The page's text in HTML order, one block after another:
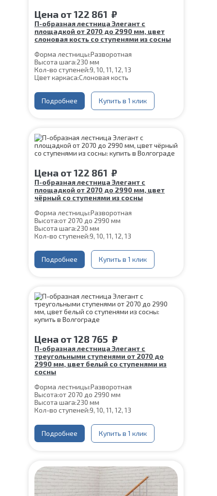
Цена от122 861 ₽
П-образная лестница Элегант с
площадкой от 2070 до 2990 мм, цвет
слоновая кость со ступенями из сосны
Форма лестницы:Разворотная
Высота шага:230 мм
Кол-во ступеней:9, 10, 11, 12, 13
Цвет каркаса:Слоновая кость
Материал каркаса:Сталь
Конструкция: На двойном косоуре
Ширина марша: 900 мм
Срок гарантии (на металлокаркас):
Высота:от 2070 до 2990 мм
Подробнее Купить в 1 клик
Цена от122 861 ₽
П-образная лестница Элегант с
площадкой от 2070 до 2990 мм, цвет
чёрный со ступенями из сосны
Форма лестницы:Разворотная
Высота:от 2070 до 2990 мм
Высота шага:230 мм
Кол-во ступеней:9, 10, 11, 12, 13
Глубина ступени:
300 мм
Материал каркаса:
Сталь
Материал ступеней:Сосна
Угол наклона:45°
Срок гарантии (на металлокаркас):25 лет
Подробнее Купить в 1 клик
Цена от128 765 ₽
П-образная лестница Элегант с
треугольными ступенями от 2070 до
2990 мм, цвет белый со ступенями из
сосны
Форма лестницы:Разворотная
Высота:от 2070 до 2990 мм
Высота шага:230 мм
Кол-во ступеней:9, 10, 11, 12, 13
Глубина ступени:
300 мм
Материал каркаса:
Сталь
Конструкция:На двойном косоуре
Угол наклона: 45°
Срок гарантии (на металлокаркас):25 лет
Подробнее Купить в 1 клик